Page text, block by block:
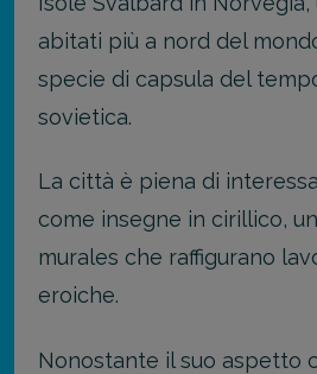
abitati più a nord del
specie di capsula del
sovietica.
La città è piena di
come insegne in cirillico,
murales che raffigurano
eroiche.
Nonostante il suo aspetto